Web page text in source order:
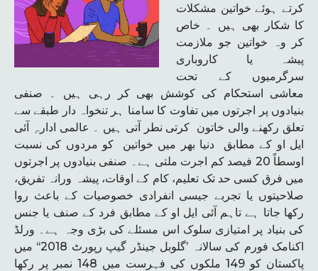
کرتے ہوئے خواتین مشکلات
کا شکار بھی ہیں ۔ خاص
کر وہ خواتین جو ملازمت
پیشہ یا کاروباری
سرگرمیوں کے تحت
معاشی استحکام کی کوشش بھی کر رہی ہیں ۔ صنفی
بنیادوں پر اجرتوں میں تفاوت کا سامنا ہر تنخواہ دار طبقے سے
تعلق رکھنے والی خاتون کرتی نطر آتی ہیں ۔ عالمی ادارہِ آئی
ایل او کے مطابق دنیا بھر میں خواتین کو مردوں کی نسبت
اوسطاً 20 فیصد کم اجرت ملتی ہے۔ صنفی بنیادوں پر اجرتوں
میں فرق کسی حد تک تعلیم، کام کے اوقات، پیشہ ورانہ تفریق،
صلاحیتوں یا تجربے جیسی انفرادی خصوصیات کے باعث روا
رکھا جاتا ہے تاہم آئی ایل او کے مطابق فرد کے صنف یا جنس
کی بنیاد پر امتیازی سلوک اس مسئلے کی بڑی وجہ ہے۔ ورلڈ
اکنامک فورم کی سالانہ ’گلوبل جینڈر گیپ رپورٹ 2018‘‘ میں
پاکستان کو 149 ملکوں کی فہرست میں 148 نمبر پر رکھا